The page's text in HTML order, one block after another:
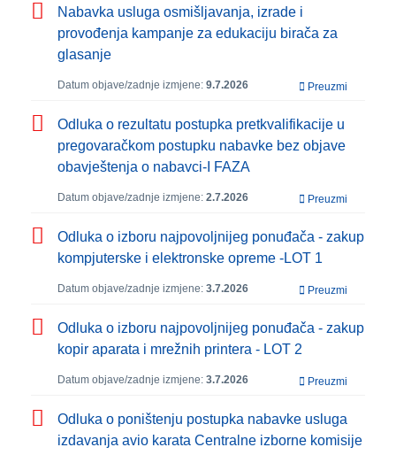
Nabavka usluga osmišljavanja, izrade i
provođenja kampanje za edukaciju birača za
glasanje
Datum objave/zadnje izmjene: 9.7.2026 Preuzmi
Odluka o rezultatu postupka pretkvalifikacije u
pregovaračkom postupku nabavke bez objave
obavještenja o nabavci-I FAZA
Datum objave/zadnje izmjene: 2.7.2026 Preuzmi
Odluka o izboru najpovoljnijeg ponuđača - zakup
kompjuterske i elektronske opreme -LOT 1
Datum objave/zadnje izmjene: 3.7.2026 Preuzmi
Odluka o izboru najpovoljnijeg ponuđača - zakup
kopir aparata i mrežnih printera - LOT 2
Datum objave/zadnje izmjene: 3.7.2026 Preuzmi
Odluka o poništenju postupka nabavke usluga
izdavanja avio karata Centralne izborne komisije